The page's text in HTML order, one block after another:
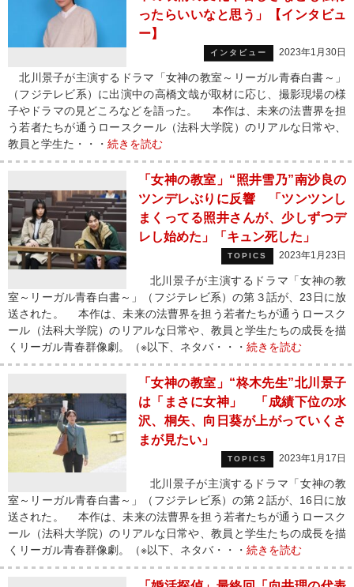
ったらいいなと思う」【インタビュ
ー】
インタビュー 2023年1月30日
北川景子が主演するドラマ「女神の教室～リーガル青春白書～」
（フジテレビ系）に出演中の高橋文哉が取材に応じ、撮影現場の様
子やドラマの見どころなどを語った。 本作は、未来の法曹界を担
う若者たちが通うロースクール（法科大学院）のリアルな日常や、
教員と学生た・・・ 続きを読む
「女神の教室」“照井雪乃”南沙良の
ツンデレぶりに反響 「ツンツンし
まくってる照井さんが、少しずつデ
レし始めた」「キュン死した」
TOPICS 2023年1月23日
北川景子が主演するドラマ「女神の教
室～リーガル青春白書～」（フジテレビ系）の第３話が、23日に放
送された。 本作は、未来の法曹界を担う若者たちが通うロースク
ール（法科大学院）のリアルな日常や、教員と学生たちの成長を描
くリーガル青春群像劇。（※以下、ネタバ・・・ 続きを読む
「女神の教室」“柊木先生”北川景子
は「まさに女神」 「成績下位の水
沢、桐矢、向日葵が上がっていくさ
まが見たい」
TOPICS 2023年1月17日
北川景子が主演するドラマ「女神の教
室～リーガル青春白書～」（フジテレビ系）の第２話が、16日に放
送された。 本作は、未来の法曹界を担う若者たちが通うロースク
ール（法科大学院）のリアルな日常や、教員と学生たちの成長を描
くリーガル青春群像劇。（※以下、ネタバ・・・ 続きを読む